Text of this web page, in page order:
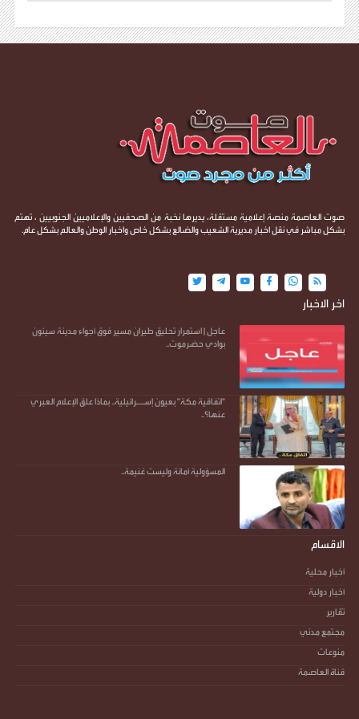
صوت العاصمة منصة إعلامية مستقلة، يديرها نخبة من الصحفيين والإعلاميين الجنوبيين ، تهتم
بشكل مباشر في نقل اخبار مديرية الشعيب والضالع بشكل خاص واخبار الوطن والعالم بشكل عام.
اخر الاخبار
عاجل | استمرار تحليق طيران مسير فوق أجواء مدينة سيئون
بوادي حضرموت..
"اتفاقية مكة" بعيون إسـ.ـرائيلية.. بماذا علق الإعلام العبري
عنها؟..
المسؤولية أمانة وليست غنيمة..
الاقسام
أخبار محلية
أخبار دولية
تقارير
مجتمع مدني
منوعات
قناة العاصمة